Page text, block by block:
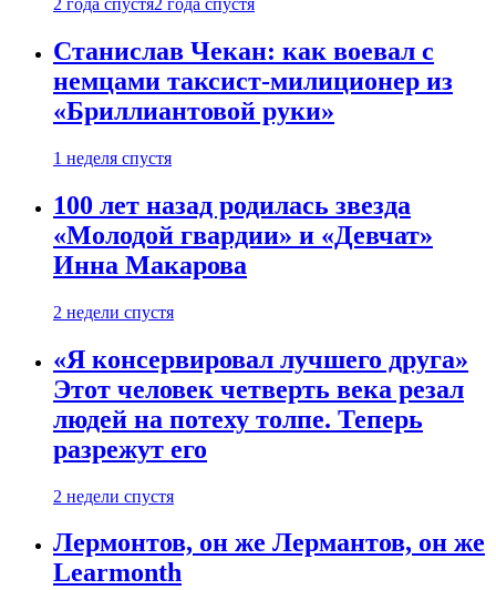
2 года спустя2 года спустя
Станислав Чекан: как воевал с
немцами таксист-милиционер из
«Бриллиантовой руки»
1 неделя спустя
100 лет назад родилась звезда
«Молодой гвардии» и «Девчат»
Инна Макарова
2 недели спустя
«Я консервировал лучшего друга»
Этот человек четверть века резал
людей на потеху толпе. Теперь
разрежут его
2 недели спустя
Лермонтов, он же Лермантов, он же
Learmonth